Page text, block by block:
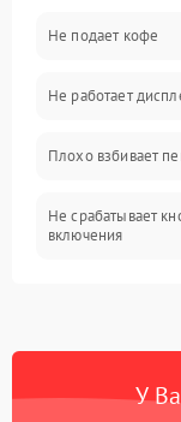
Проблемы с
Управление и
Программное
Не подает кофе
Не работает
Плохо взбивает
Не срабатывает
включения
Постоянные сбои
У